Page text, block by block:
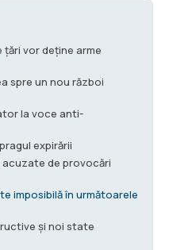
vor deține arme
spre un nou război
la voce anti-
expirării
acuzate de provocări
imposibilă în următoarele
și noi state